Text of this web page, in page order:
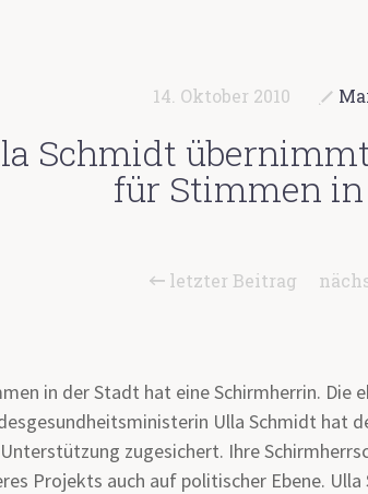
14. Oktober 2010
Schmidt
für Stimmen
letzter Beitrag
in der Stadt hat eine Schirmherrin. Die
Ulla Schmidt hat
zugesichert. Ihre
Projekts auch auf politischer Ebene.